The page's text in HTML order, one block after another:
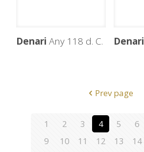
Denari Any 118 d. C. Denari
Prev page
1 2 3 4 5 6
9
10 11 12 13 14